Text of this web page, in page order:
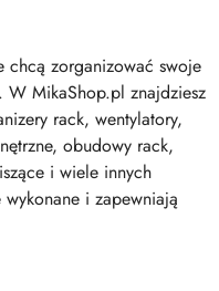
chcą zorganizować swoje
W MikaShop.pl znajdziesz
rack, wentylatory,
obudowy rack,
i wiele innych
i zapewniają